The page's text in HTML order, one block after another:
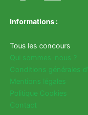
Informations :
Tous les concours
Qui sommes-nous ?
Conditions générales
Mentions légales
Politique Cookies
Contact